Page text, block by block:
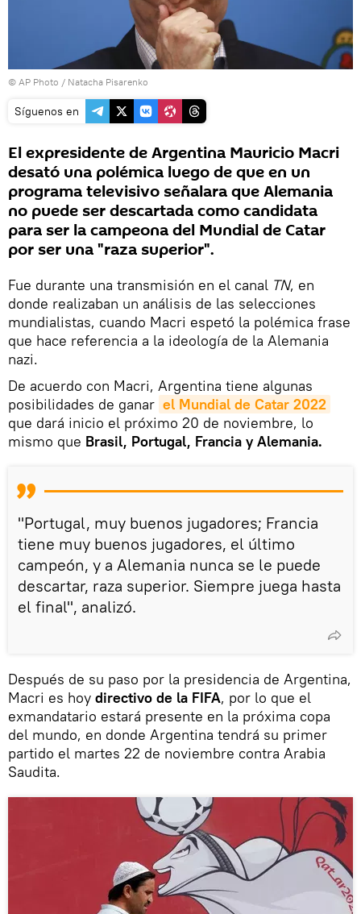
© AP Photo / Natacha Pisarenko
Síguenos en
El expresidente de Argentina Mauricio Macri
desató una polémica luego de que en un
programa televisivo señalara que Alemania
no puede ser descartada como candidata
para ser la campeona del Mundial de Catar
por ser una "raza superior".
Fue durante una transmisión en el canal TN, en
donde realizaban un análisis de las selecciones
mundialistas, cuando Macri espetó la polémica frase
que hace referencia a la ideología de la Alemania
nazi.
De acuerdo con Macri, Argentina tiene algunas
posibilidades de ganar el Mundial de Catar 2022
que dará inicio el próximo 20 de noviembre, lo
mismo que Brasil, Portugal, Francia y Alemania.
"Portugal, muy buenos jugadores; Francia
tiene muy buenos jugadores, el último
campeón, y a Alemania nunca se le puede
descartar, raza superior. Siempre juega hasta
el final", analizó.
Después de su paso por la presidencia de Argentina,
Macri es hoy directivo de la FIFA, por lo que el
exmandatario estará presente en la próxima copa
del mundo, en donde Argentina tendrá su primer
partido el martes 22 de noviembre contra Arabia
Saudita.